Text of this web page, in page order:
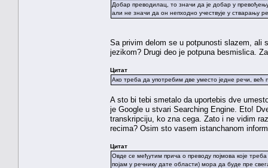
Добар преводилац, то значи да је добар у
али не значи да он непходно учествује у стварању
Sa privim delom se u potpunosti slazem, ali
jezikom? Drugi deo je potpuna besmislica.
Цитат
Ако треба да употребим две уместо једне речи,
A sto bi tebi smetalo da uportebis dve
je Google u stvari Searching Engine. Eto!
transkripciju, ko zna cega. Zato i ne vidim
recima? Osim sto vasem istanchanom
Цитат
Овде се међутим прича о преводу појмова које
појам у речнику дате области) мора да буде пре